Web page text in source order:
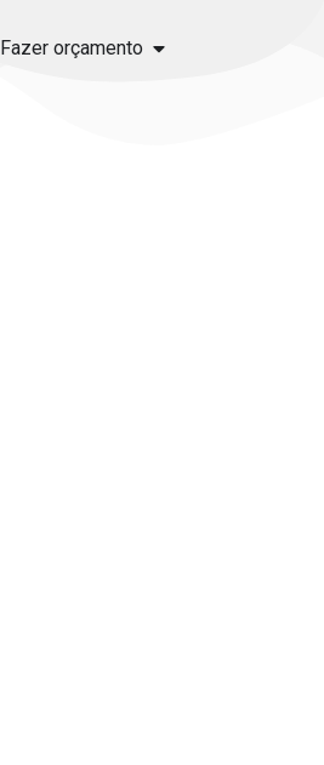
Fazer orçamento